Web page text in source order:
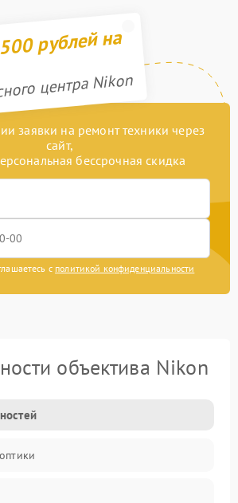
рублей на
центра Nikon
заявки на ремонт техники через
сайт,
бессрочная скидка
с политикой конфиденциальности
объектива Nikon